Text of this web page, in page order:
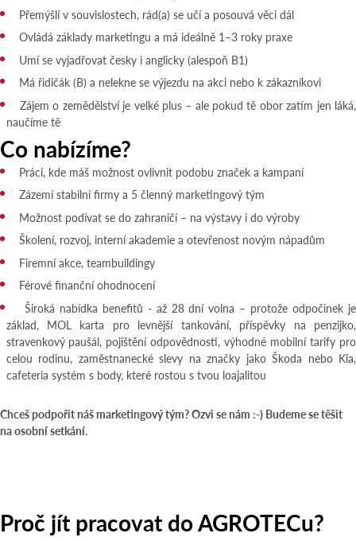
Přemýšlí v souvislostech, rád(a) se učí a posouvá věci dál
Ovládá základy marketingu a má ideálně 1–3 roky praxe
Umí se vyjadřovat česky i anglicky (alespoň B1)
Má řidičák (B) a nelekne se výjezdu na akci nebo k zákazníkovi
Zájem o zemědělství je velké plus – ale pokud tě obor zatím jen láká,
naučíme tě
Co nabízíme?
Práci, kde máš možnost ovlivnit podobu značek a kampaní
Zázemí stabilní firmy a 5 členný marketingový tým
Možnost podívat se do zahraničí – na výstavy i do výroby
Školení, rozvoj, interní akademie a otevřenost novým nápadům
Firemní akce, teambuildingy
Férové finanční ohodnocení
Široká nabídka benefitů - až 28 dní volna – protože odpočinek je
základ, MOL karta pro levnější tankování, příspěvky na penzijko,
stravenkový paušál, pojištění odpovědnosti, výhodné mobilní tarify pro
celou rodinu, zaměstnanecké slevy na značky jako Škoda nebo Kia,
cafeteria systém s body, které rostou s tvou loajalitou
Chceš podpořit náš marketingový tým? Ozvi se nám :-) Budeme se těšit
na osobní setkání.
Proč jít pracovat do AGROTECu?